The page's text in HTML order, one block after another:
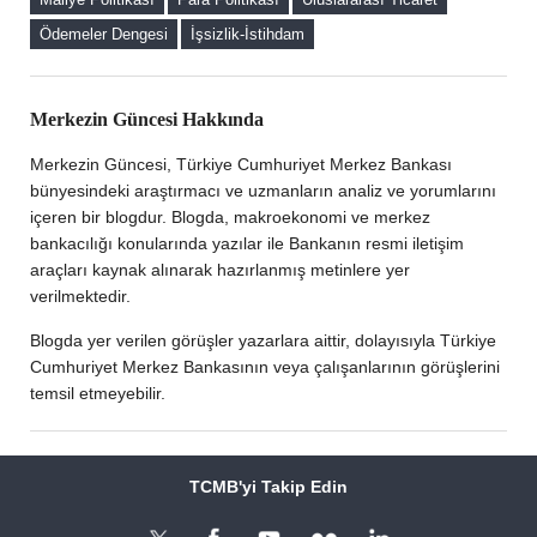
Alım Davranışları
Merkezin Güncesi'ne Hoş Geldiniz
Ödemeler Dengesi
İşsizlik-İstihdam
Merkezin Güncesi Hakkında
Merkezin Güncesi, Türkiye Cumhuriyet Merkez Bankası
bünyesindeki araştırmacı ve uzmanların analiz ve yorumlarını
içeren bir blogdur. Blogda, makroekonomi ve merkez
bankacılığı konularında yazılar ile Bankanın resmi iletişim
araçları kaynak alınarak hazırlanmış metinlere yer
verilmektedir.
Blogda yer verilen görüşler yazarlara aittir, dolayısıyla Türkiye
Cumhuriyet Merkez Bankasının veya çalışanlarının görüşlerini
temsil etmeyebilir.
TCMB'yi Takip Edin